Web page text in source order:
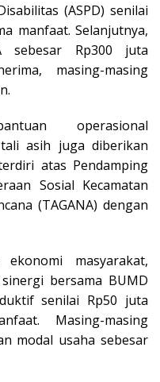
(ASPD) senilai
manfaat. Selanjutnya,
sebesar Rp300 juta
masing-masing
operasional
asih juga diberikan
atas Pendamping
Sosial Kecamatan
(TAGANA) dengan
masyarakat,
bersama BUMD
senilai Rp50 juta
Masing-masing
modal usaha sebesar